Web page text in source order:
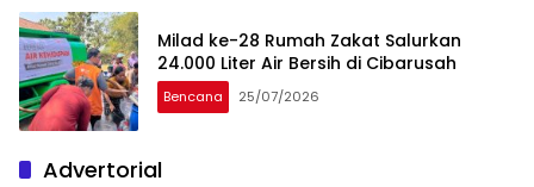
Milad ke-28 Rumah Zakat Salurkan
24.000 Liter Air Bersih di Cibarusah
Bencana 25/07/2026
Advertorial